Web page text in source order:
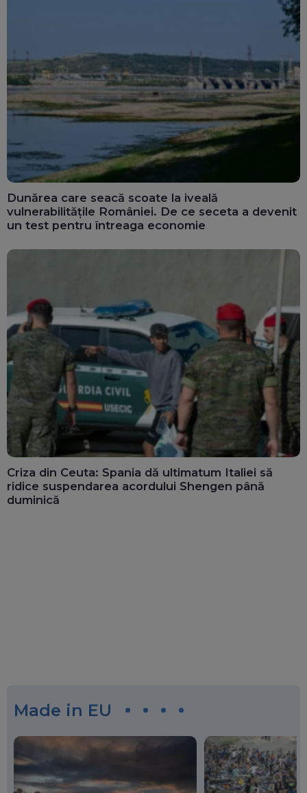
Dunărea care seacă scoate la iveală
vulnerabilitățile României. De ce seceta a devenit
un test pentru întreaga economie
Criza din Ceuta: Spania dă ultimatum Italiei să
ridice suspendarea acordului Shengen până
duminică
Made in EU